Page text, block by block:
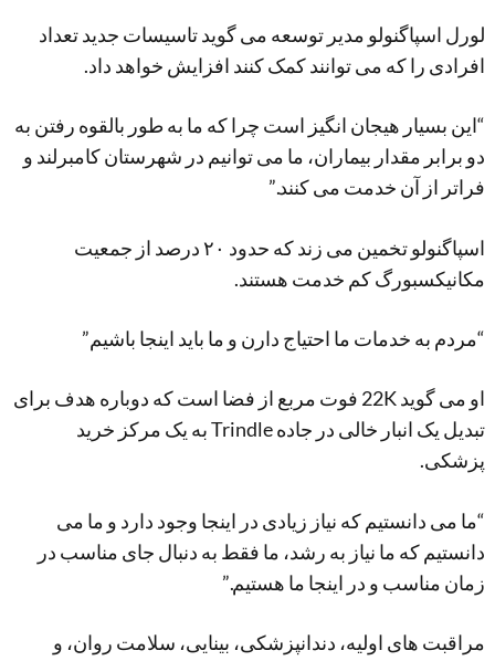
لورل اسپاگنولو مدير توسعه می گويد تاسيسات جديد تعداد
افرادی را که می توانند کمک کنند افزايش خواهد داد.
“این بسیار هیجان انگیز است چرا که ما به طور بالقوه رفتن به
دو برابر مقدار بیماران، ما می توانیم در شهرستان کامبرلند و
فراتر از آن خدمت می کنند.”
اسپاگنولو تخمین می زند که حدود ۲۰ درصد از جمعیت
مکانیکسبورگ کم خدمت هستند.
“مردم به خدمات ما احتياج دارن و ما بايد اينجا باشيم”
او می گوید 22K فوت مربع از فضا است که دوباره هدف برای
تبدیل یک انبار خالی در جاده Trindle به یک مرکز خرید
پزشکی.
“ما می دانستیم که نیاز زیادی در اینجا وجود دارد و ما می
دانستیم که ما نیاز به رشد، ما فقط به دنبال جای مناسب در
زمان مناسب و در اینجا ما هستیم.”
مراقبت های اولیه، دندانپزشکی، بینایی، سلامت روان، و